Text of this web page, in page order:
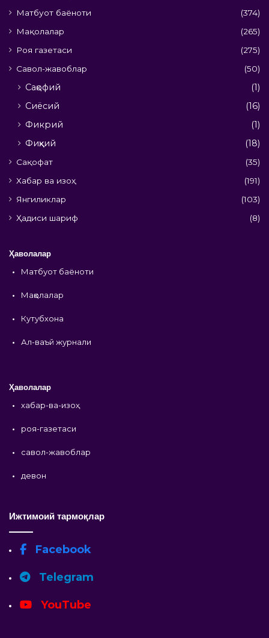
Матбуот баёноти
(374)
Мақолалар
(265)
Роя газетаси
(275)
Савол-жавоблар
(50)
Сақофий
(1)
Сиёсий
(16)
Фикрий
(1)
Фиқҳий
(18)
Сақофат
(35)
Хабар ва изоҳ
(191)
Янгиликлар
(103)
Ҳадиси шариф
(8)
Ҳаволалар
• Матбуот баёноти
• Мақолалар
• Кутубхона
• Ал-ваъй журнали
Ҳаволалар
• хабар-ва-изоҳ
• роя-газетаси
• савол-жавоблар
• девон
Ижтимоий тармоқлар
Facebook
Telegram
YouTube